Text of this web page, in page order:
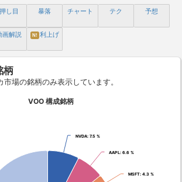
押し目 暴落 チャート テク 予想
画解説 N! 利上げ
柄
場の銘柄のみ表示しています。
VOO 構成銘柄
NVDA: 7.5 %
NVDA: 7.5 %
AAPL: 6.6 %
AAPL: 6.6 %
MSFT: 4.3 %
MSFT: 4.3 %